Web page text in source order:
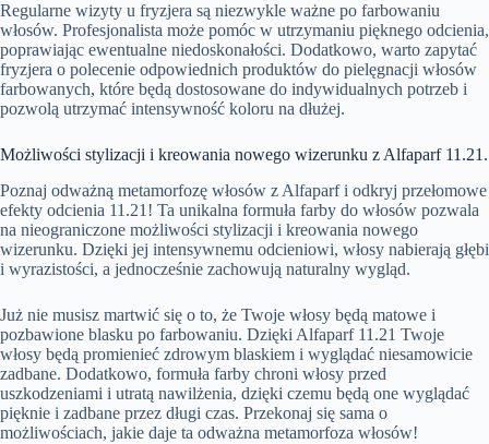
Regularne wizyty u fryzjera są niezwykle ważne po farbowaniu
włosów. Profesjonalista może pomóc w utrzymaniu pięknego odcienia,
poprawiając ewentualne niedoskonałości. Dodatkowo, warto zapytać
fryzjera o polecenie odpowiednich produktów do pielęgnacji włosów
farbowanych, które będą dostosowane do indywidualnych potrzeb i
pozwolą utrzymać intensywność koloru na dłużej.
Możliwości stylizacji i kreowania nowego wizerunku z Alfaparf 11.21.
Poznaj odważną metamorfozę włosów z Alfaparf i odkryj przełomowe
efekty odcienia 11.21! Ta unikalna formuła farby do włosów pozwala
na nieograniczone możliwości stylizacji i kreowania nowego
wizerunku. Dzięki jej intensywnemu odcieniowi, włosy nabierają głębi
i wyrazistości, a jednocześnie zachowują naturalny wygląd.
Już nie musisz martwić się o to, że Twoje włosy będą matowe i
pozbawione blasku po farbowaniu. Dzięki Alfaparf 11.21 Twoje
włosy będą promienieć zdrowym blaskiem i wyglądać niesamowicie
zadbane. Dodatkowo, formuła farby chroni włosy przed
uszkodzeniami i utratą nawilżenia, dzięki czemu będą one wyglądać
pięknie i zadbane przez długi czas. Przekonaj się sama o
możliwościach, jakie daje ta odważna metamorfoza włosów!